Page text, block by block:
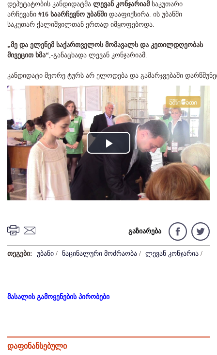
დეპუტატობის კანდიდატმა ლევან კონჯარიამ საკუთარი
არჩევანი #16 საარჩევნო უბანში დააფიქსირა. ის უბანში
საკუთარ ქალიშვილთან ერთად იმყოფებოდა.
„მე და ელენემ საქართველოს მომავალს და კეთილდღეობას
მივეცით ხმა“,-განაცხადა ლევან კონჯარიამ.
კანდიდატი მეორე ტურს არ ელოდება და გამარჯვებაში
Play
Video
გაზიარება
თეგები: უბანი / ნაცინალური მოძრაობა / ლევან კონჯარია /
მასალის გამოყენების პირობები
დაფინანსებული